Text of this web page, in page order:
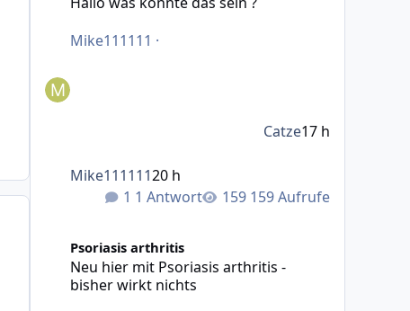
Mike111111 ·
1 Antwort 159 Aufrufe
Mike11111120 h
Catze17 h
Psoriasis arthritis
Neu hier mit Psoriasis arthritis -
bisher wirkt nichts